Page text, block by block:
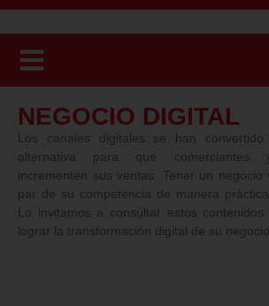
NEGOCIO DIGITAL
Los canales digitales se han
alternativa para que comerciantes
incrementen sus ventas. Tener un
par de su competencia de manera
Lo invitamos a consultar estos
lograr la transformación digital de su negocio.